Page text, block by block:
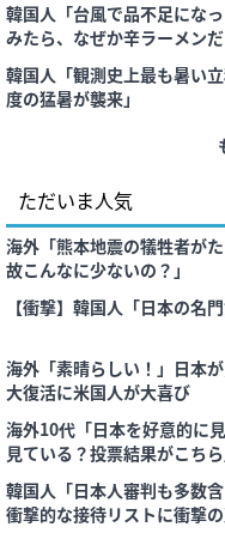
韓国人「台風で品不足にな
みたら、なぜか辛ラーメン
す…」
韓国人「観測史上最も暑い
度の猛暑が襲来」
ただいま人気
海外「熊本地震の犠牲者が
故こんなに少ないの？」
【衝撃】韓国人「日本の名
海外「素晴らしい！」日本
大復活に米国人が大喜び
海外10代「日本を好意的に
見ている？投票結果がこちら
韓国人「日本人審判も多数
衝撃的な接待リストに衝撃